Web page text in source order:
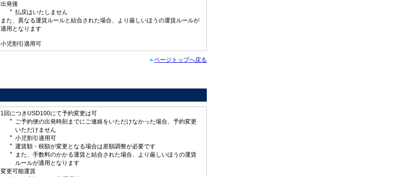
出発後
払戻はいたしません
また、異なる運賃ルールと結合された場合、より厳しいほうの運賃ルールが
適用となります
小児割引適用可
ページトップへ戻る
1回につきUSD100にて予約変更は可
ご予約便の出発時刻までにご連絡をいただけなかった場合、予約変更
いただけません
小児割引適用可
運賃額・税額が変更となる場合は差額調整が必要です
また、手数料のかかる運賃と結合された場合、より厳しいほうの運賃
ルールが適用となります
変更可能運賃